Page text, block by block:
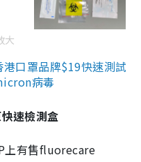
大
口罩品牌$19快速測試
病毒
速檢測盒
上有售fluorecare